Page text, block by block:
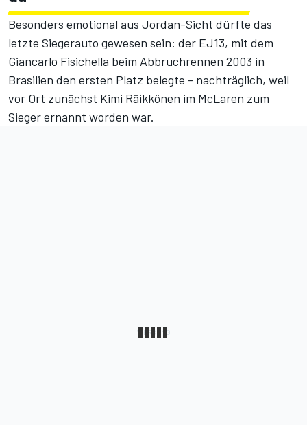
Besonders emotional aus Jordan-Sicht dürfte das
letzte Siegerauto gewesen sein: der EJ13, mit dem
Giancarlo Fisichella beim Abbruchrennen 2003 in
Brasilien den ersten Platz belegte - nachträglich, weil
vor Ort zunächst Kimi Räikkönen im McLaren zum
Sieger ernannt worden war.